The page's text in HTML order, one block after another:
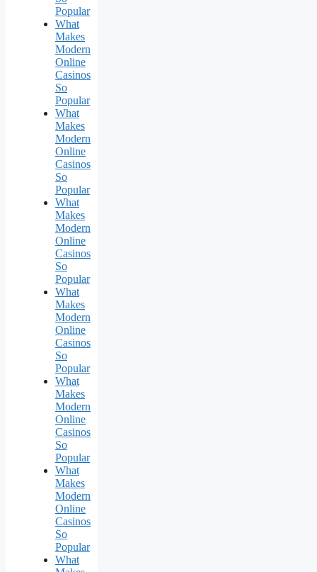
Popular
What
Makes
Modern
Online
Casinos
So
Popular
What
Makes
Modern
Online
Casinos
So
Popular
What
Makes
Modern
Online
Casinos
So
Popular
What
Makes
Modern
Online
Casinos
So
Popular
What
Makes
Modern
Online
Casinos
So
Popular
What
Makes
Modern
Online
Casinos
So
Popular
What